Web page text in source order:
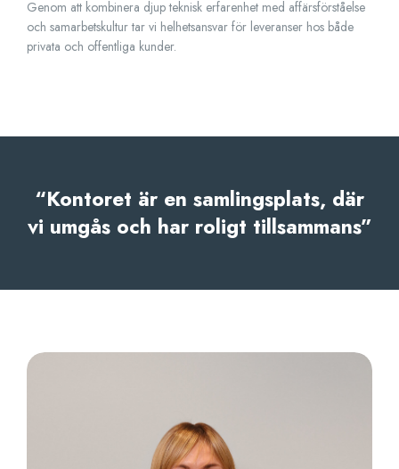
Genom att kombinera djup teknisk erfarenhet med affärsförståelse
och samarbetskultur tar vi helhetsansvar för leveranser hos både
privata och offentliga kunder.
“Kontoret är en samlingsplats, där
vi umgås och har roligt tillsammans”